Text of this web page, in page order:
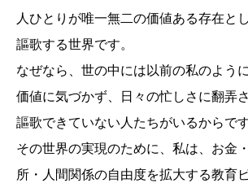
人ひとりが唯一無二の価値ある存在と
謳歌する世界です。
なぜなら、世の中には以前の私のよう
価値に気づかず、日々の忙しさに翻弄
謳歌できていない人たちがいるからです
その世界の実現のために、私は、お金
所・人間関係の自由度を拡大する教育